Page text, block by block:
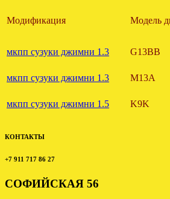
Модификация Модель
мкпп сузуки джимни 1.3 G13BB
мкпп сузуки джимни 1.3 M13A
мкпп сузуки джимни 1.5 K9K
КОНТАКТЫ
+7 911 717 86 27
СОФИЙСКАЯ 56